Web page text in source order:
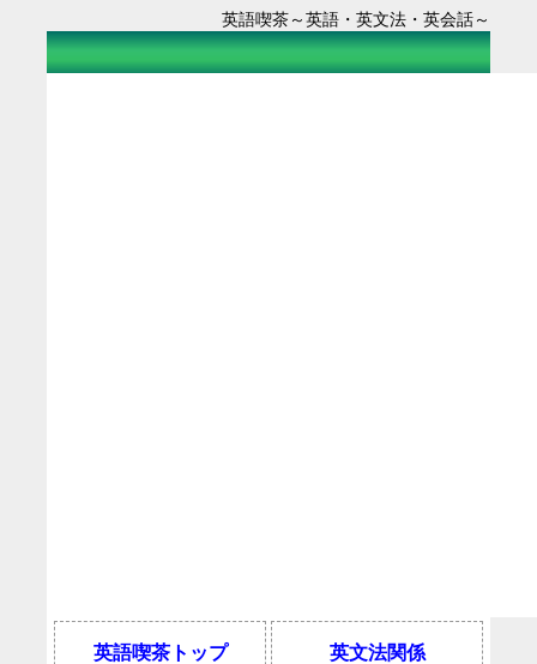
英語喫茶～英語・英文法・英会話～
英語喫茶トップ 英文法関係